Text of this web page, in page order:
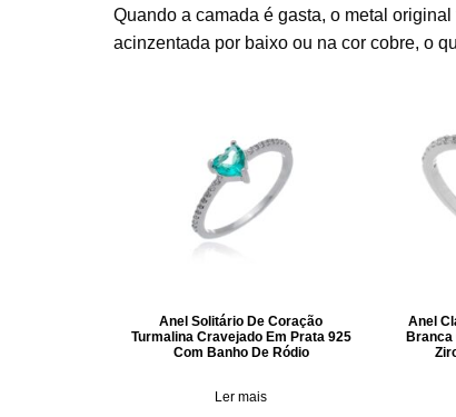
Quando a camada é gasta, o metal
acinzentada por baixo ou na cor cobre, o
Anel Solitário De Coração
Turmalina Cravejado Em Prata 925
Com Banho De Ródio
Ler mais
Anel